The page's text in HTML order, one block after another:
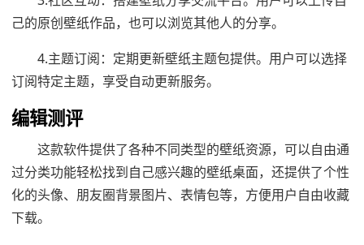
己的原创壁纸作品，也可以浏览其他人的分享。
4.主题订阅：定期更新壁纸主题包提供。用户可以选择
订阅特定主题，享受自动更新服务。
编辑测评
这款软件提供了各种不同类型的壁纸资源，可以自由通
过分类功能轻松找到自己感兴趣的壁纸桌面，还提供了个性
化的头像、朋友圈背景图片、表情包等，方便用户自由收藏
下载。